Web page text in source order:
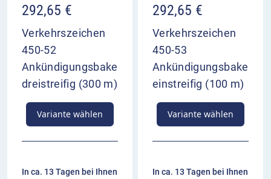
292,65 €
Verkehrszeichen
450-52
Ankündigungsbake
dreistreifig (300 m)
Variante wählen
In ca. 13 Tagen bei Ihnen
292,65 €
Verkehrszeichen
450-53
Ankündigungsbake
einstreifig (100 m)
Variante wählen
In ca. 13 Tagen bei Ihnen